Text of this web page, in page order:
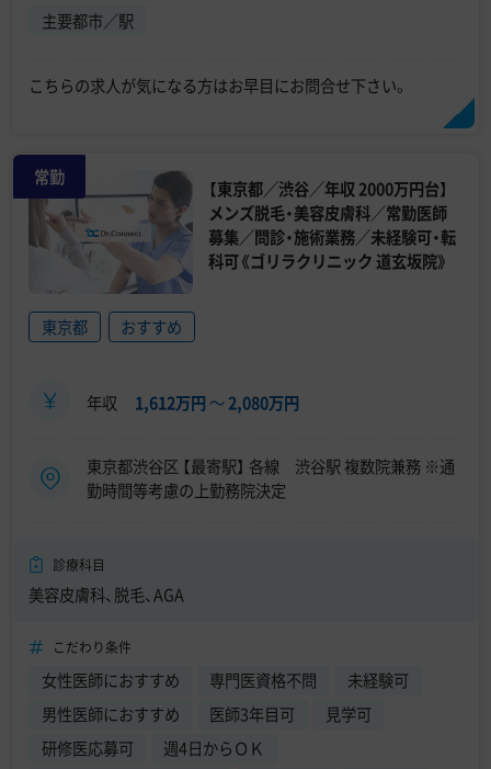
主要都市／駅
こちらの求人が気になる方はお早目にお問合せ下さい。
常勤
【東京都／渋谷／年収 2000万円台】
メンズ脱毛・美容皮膚科／常勤医師
募集／問診・施術業務／未経験可・転
科可《ゴリラクリニック 道玄坂院》
東京都 おすすめ
年収 1,612万円 〜2,080万円
東京都渋谷区 【最寄駅】 各線 渋谷駅 複数院兼務 ※通
勤時間等考慮の上勤務院決定
診療科目
美容皮膚科、脱毛、AGA
こだわり条件
女性医師におすすめ 専門医資格不問
未経験可
男性医師におすすめ
医師3年目可
見学可
研修医応募可
週4日からＯＫ